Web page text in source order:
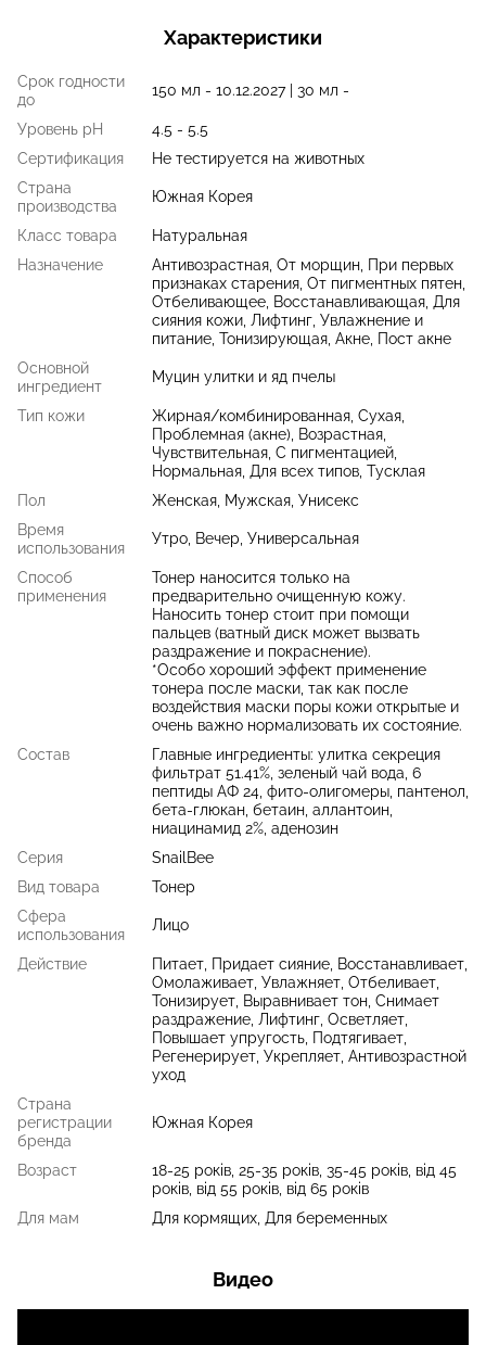
Характеристики
Срок годности
до
150 мл - 10.12.2027 | 30 мл -
Уровень pH
4.5 - 5.5
Сертификация
Не тестируется на животных
Страна
производства
Южная Корея
Класс товара
Натуральная
Назначение
Антивозрастная, От морщин, При первых
признаках старения, От пигментных пятен,
Отбеливающее, Восстанавливающая, Для
сияния кожи, Лифтинг, Увлажнение и
питание, Тонизирующая, Акне, Пост акне
Основной
ингредиент
Муцин улитки и яд пчелы
Тип кожи
Жирная/комбинированная, Сухая,
Проблемная (акне), Возрастная,
Чувствительная, С пигментацией,
Нормальная, Для всех типов, Тусклая
Пол
Женская, Мужская, Унисекс
Время
использования
Утро, Вечер, Универсальная
Способ
применения
Тонер наносится только на
предварительно очищенную кожу.
Наносить тонер стоит при помощи
пальцев (ватный диск может вызвать
раздражение и покраснение).
*Особо хороший эффект применение
тонера после маски, так как после
воздействия маски поры кожи открытые и
очень важно нормализовать их состояние.
Состав
Главные ингредиенты: улитка секреция
фильтрат 51.41%, зеленый чай вода, 6
пептиды АФ 24, фито-олигомеры, пантенол,
бета-глюкан, бетаин, аллантоин,
ниацинамид 2%, аденозин
Серия
SnailBee
Вид товара
Тонер
Сфера
использования
Лицо
Действие
Питает, Придает сияние, Восстанавливает,
Омолаживает, Увлажняет, Отбеливает,
Тонизирует, Выравнивает тон, Снимает
раздражение, Лифтинг, Осветляет,
Повышает упругость, Подтягивает,
Регенерирует, Укрепляет, Антивозрастной
уход
Страна
регистрации
бренда
Южная Корея
Возраст
18-25 років, 25-35 років, 35-45 років, від 45
років, від 55 років, від 65 років
Для мам
Для кормящих, Для беременных
Видео